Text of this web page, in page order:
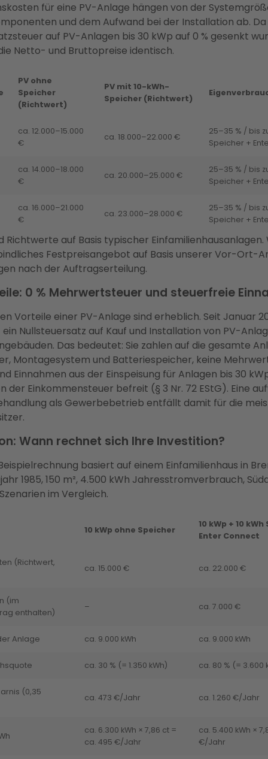
für eine PV-Anlage hängen von der
und dem Aufwand bei der Installation ab.
auf PV-Anlagen bis 30 kWp auf 0 % gesenkt
Netto- und Bruttopreise identisch.
PV ohne
Speicher
(Richtwert)
PV mit 10-kWh-
Speicher (Richtwert)
ca. 12.000–15.000
€
ca. 18.000–22.000 €
25–35 % / bis
Speicher +
ca. 14.000–18.000
€
ca. 20.000–25.000 €
25–35 % / bis
Speicher +
ca. 16.000–21.000
€
ca. 23.000–28.000 €
25–35 % / bis
Speicher +
Richtwerte auf Basis typischer
Festpreisangebot auf Basis unserer Vor-Ort-
nach der Auftragserteilung.
0 % Mehrwertsteuer und steuerfreie
Vorteile einer PV-Anlage sind erheblich. Seit Januar
ein Nullsteuersatz auf Kauf und Installation von PV-
Das bedeutet: Sie zahlen auf die gesamte
Montagesystem und Batteriespeicher, keine
Einnahmen aus der Einspeisung für Anlagen bis 30
der Einkommensteuer befreit (§ 3 Nr. 72 EStG). Eine
als Gewerbebetrieb entfällt damit für die
Wann rechnet sich Ihre Investition?
basiert auf einem Einfamilienhaus in
1985, 150 m², 4.500 kWh Jahresstromverbrauch,
im Vergleich.
10 kWp ohne Speicher
10 kWp + 10
Enter Connect
(Richtwert,
ca. 15.000 € ca. 22.000 €
(im
enthalten)
– ca. 7.000 €
Anlage ca. 9.000 kWh ca. 9.000 kWh
ca. 30 % (= 1.350 kWh) ca. 80 % (= 3.600
(0,35
ca. 473 €/Jahr ca. 1.260 €/Jahr
ca. 6.300 kWh × 7,86 ct =
ca. 495 €/Jahr
ca. 5.400 kWh ×
€/Jahr